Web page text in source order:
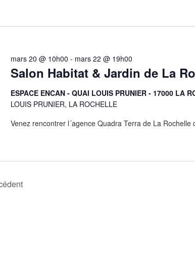
Salon Habitat & Jardin de La
mars 20 @ 10h00 - mars 22 @ 19h00
ESPACE ENCAN - QUAI LOUIS PRUNIER - 17000 LA
LOUIS PRUNIER, LA ROCHELLE
Venez rencontrer l´agence Quadra Terra de La